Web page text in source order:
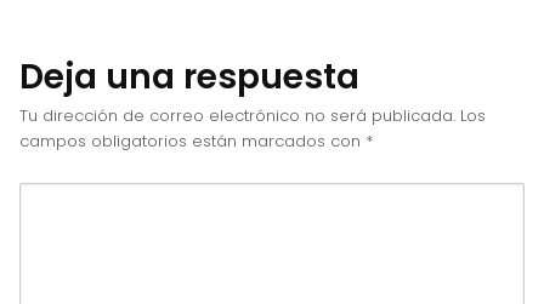
Deja una respuesta
Tu dirección de correo electrónico no será publicada. Los
campos obligatorios están marcados con *